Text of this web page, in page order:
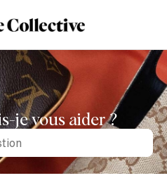
je vous aider ?